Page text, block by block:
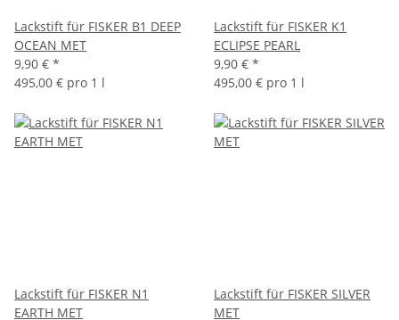
Lackstift für FISKER B1 DEEP
OCEAN MET
9,90 € *
495,00 € pro 1 l
Lackstift für FISKER K1
ECLIPSE PEARL
9,90 € *
495,00 € pro 1 l
Lackstift für FISKER N1
EARTH MET
Lackstift für FISKER SILVER
MET